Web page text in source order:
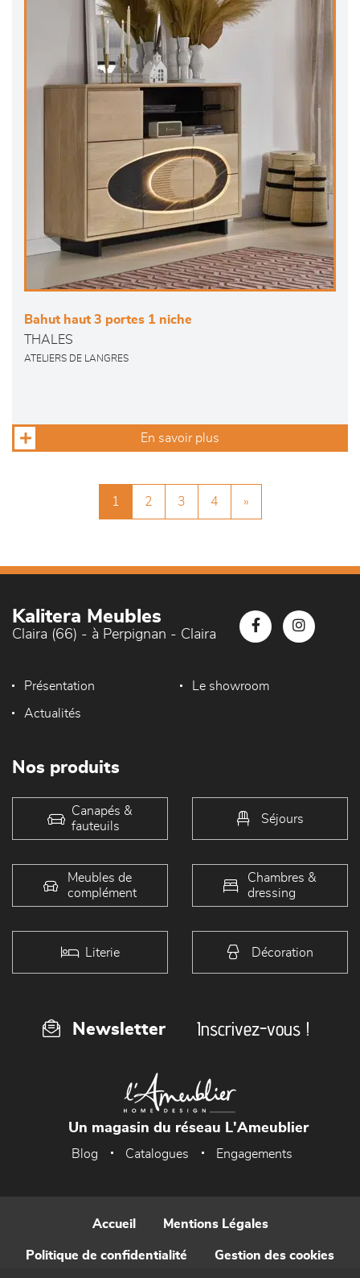
Bahut haut 3 portes 1 niche
THALES
ATELIERS DE LANGRES
En savoir plus
1 2 3 4 »
Kalitera Meubles
Claira (66) - à Perpignan - Claira
Présentation Le showroom
Actualités
Nos produits
Canapés &
fauteuils
Séjours
Meubles de
complément
Chambres &
dressing
Literie Décoration
Newsletter Inscrivez-vous !
Un magasin du réseau L'Ameublier
Blog Catalogues Engagements
Accueil Mentions Légales
Politique de confidentialité Gestion des cookies